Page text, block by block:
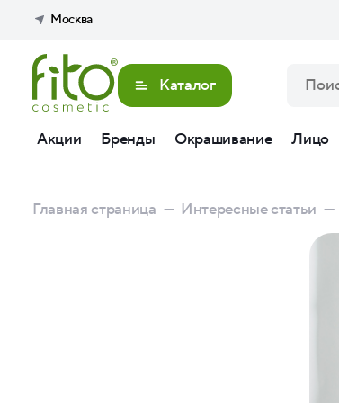
Москва
Каталог
Акции Бренды Окрашивание Лицо
Главная страница — Интересные статьи —